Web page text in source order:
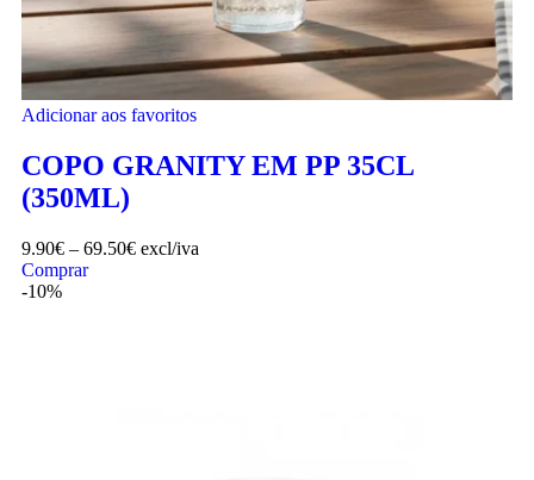
Adicionar aos favoritos
COPO GRANITY EM PP 35CL
(350ML)
9.90€ – 69.50€ excl/iva
Comprar
-10%